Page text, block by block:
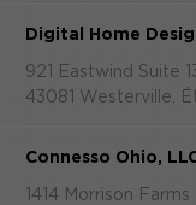
Digital Home
921 Eastwind Suite
43081 Westerville,
Connesso Ohio,
1414 Morrison